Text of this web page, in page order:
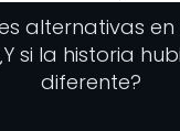
alternativas en
si la historia
diferente?